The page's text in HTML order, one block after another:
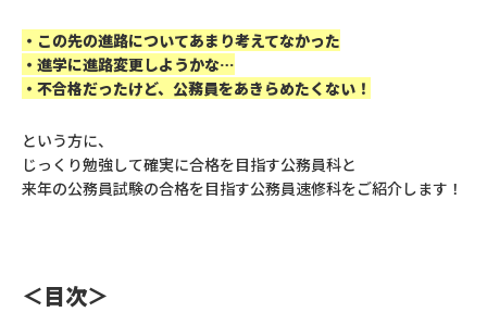
・この先の進路についてあまり考えてなかった
・進学に進路変更しようかな…
・不合格だったけど、公務員をあきらめたくない！
という方に、
じっくり勉強して確実に合格を目指す公務員科と
来年の公務員試験の合格を目指す公務員速修科をご紹介します！
＜目次＞